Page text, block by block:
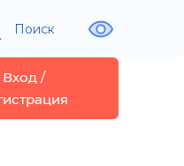
Поиск
Вход /